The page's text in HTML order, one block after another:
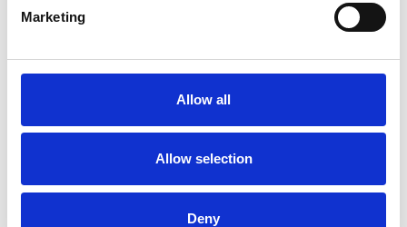
Marketing
Allow all
Allow selection
Deny